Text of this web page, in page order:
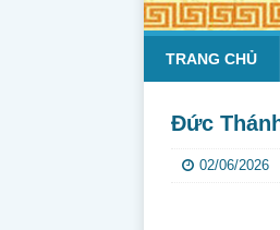
TRANG CHỦ
Đức
02/06/2026